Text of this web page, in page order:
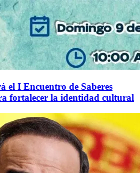
el I Encuentro de Saberes
fortalecer la identidad cultural